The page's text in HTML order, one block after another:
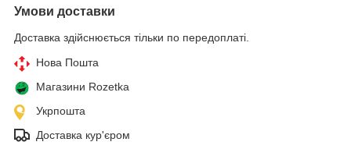
Умови доставки
Доставка здійснюється тільки по передоплаті.
Нова Пошта
Магазини Rozetka
Укрпошта
Доставка кур'єром